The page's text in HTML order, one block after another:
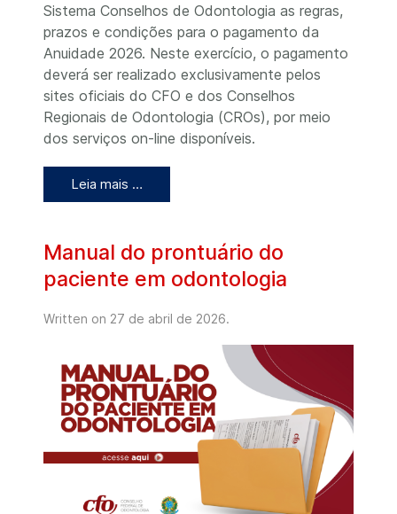
Sistema Conselhos de Odontologia as regras,
prazos e condições para o pagamento da
Anuidade 2026. Neste exercício, o pagamento
deverá ser realizado exclusivamente pelos
sites oficiais do CFO e dos Conselhos
Regionais de Odontologia (CROs), por meio
dos serviços on-line disponíveis.
Leia mais …
Manual do prontuário do
paciente em odontologia
Written on 27 de abril de 2026.